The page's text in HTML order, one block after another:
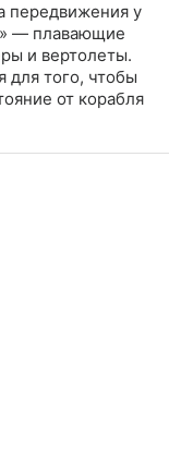
передвижения у
— плавающие
и вертолеты.
для того, чтобы
от корабля